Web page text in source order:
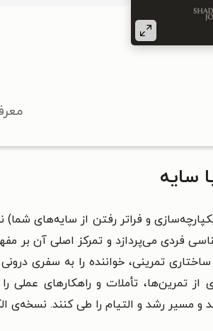
سایه
و فراتر رفتن از سایه‌های
فردی می‌پردازد و تمرکز اصلی آن بر
ساختاری تمرینی، خواننده را به سفری
از تمرین‌ها، تأملات و راهکارهای عملی
و مسیر رشد و التیام را طی کنند. نسخه‌ی